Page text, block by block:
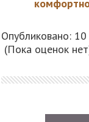
Опубликовано:
(Пока оценок